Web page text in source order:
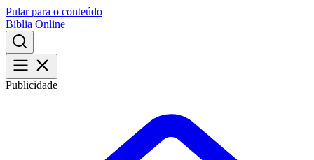
Pular para o conteúdo
Bíblia Online
Publicidade